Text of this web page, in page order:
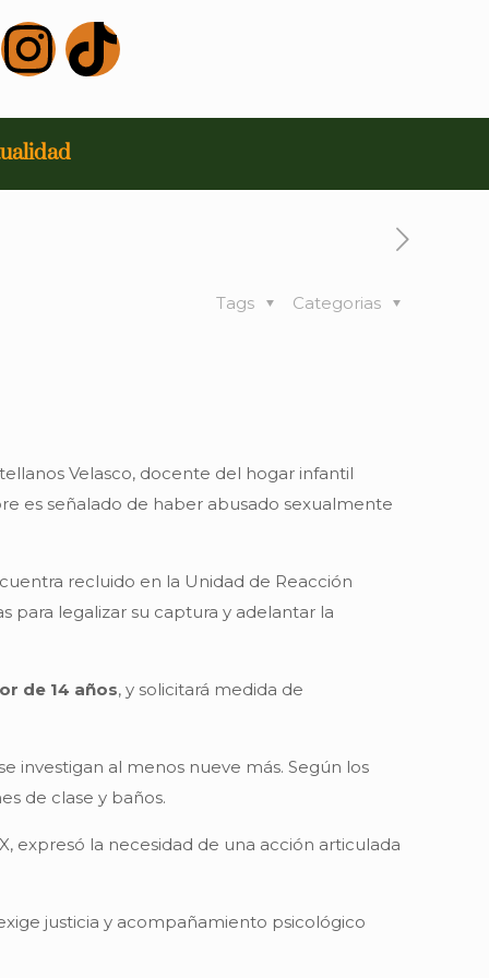
Categorias
Tags
Velasco, docente del hogar infantil
es señalado de haber abusado sexualmente
recluido en la Unidad de Reacción
para legalizar su captura y adelantar la
de 14 años, y solicitará medida de
investigan al menos nueve más. Según los
de clase y baños.
expresó la necesidad de una acción articulada
justicia y acompañamiento psicológico